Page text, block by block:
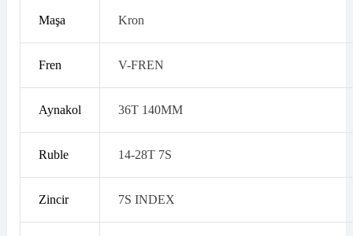
Maşa Kron
Fren V-FREN
Aynakol 36T 140MM
Ruble 14-28T 7S
Zincir 7S INDEX